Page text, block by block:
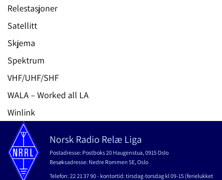
Relestasjoner
Satellitt
Skjema
Spektrum
VHF/UHF/SHF
WALA – Worked all LA
Winlink
Norsk Radio Relæ Liga
Postadresse: Postboks 20 Haugenstua, 0915 Oslo
Besøksadresse: Nedre Rommen 5E, Oslo
Telefon: 22 21 37 90 - kontortid: tirsdag-torsdag kl 09-15 (ferielukket